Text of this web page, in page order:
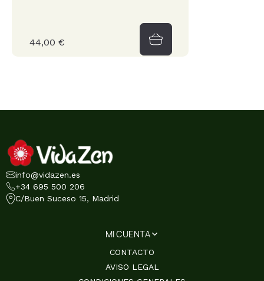
44,00 €
info@vidazen.es
+34 695 500 206
C/Buen Suceso 15, Madrid
MI CUENTA
CONTACTO
AVISO LEGAL